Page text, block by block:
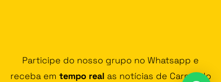
Participe do nosso grupo no Whatsapp e
receba em tempo real as notícias de Carmo do